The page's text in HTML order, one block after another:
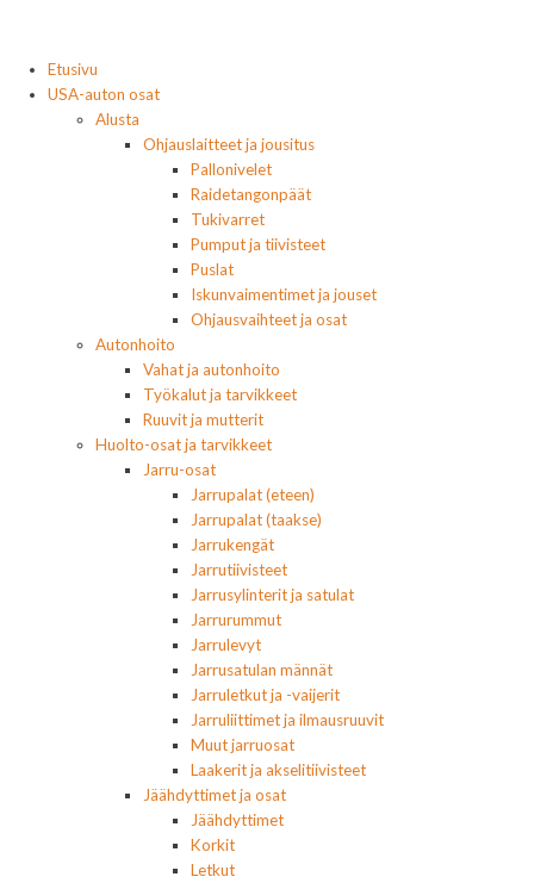
Etusivu
USA-auton osat
Alusta
Ohjauslaitteet ja jousitus
Pallonivelet
Raidetangonpäät
Tukivarret
Pumput ja tiivisteet
Puslat
Iskunvaimentimet ja jouset
Ohjausvaihteet ja osat
Autonhoito
Vahat ja autonhoito
Työkalut ja tarvikkeet
Ruuvit ja mutterit
Huolto-osat ja tarvikkeet
Jarru-osat
Jarrupalat (eteen)
Jarrupalat (taakse)
Jarrukengät
Jarrutiivisteet
Jarrusylinterit ja satulat
Jarrurummut
Jarrulevyt
Jarrusatulan männät
Jarruletkut ja -vaijerit
Jarruliittimet ja ilmausruuvit
Muut jarruosat
Laakerit ja akselitiivisteet
Jäähdyttimet ja osat
Jäähdyttimet
Korkit
Letkut